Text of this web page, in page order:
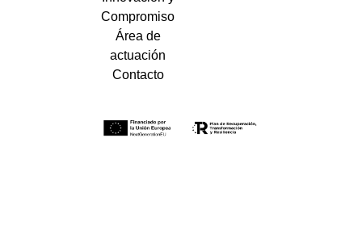
Compromiso
Área de
actuación
Contacto